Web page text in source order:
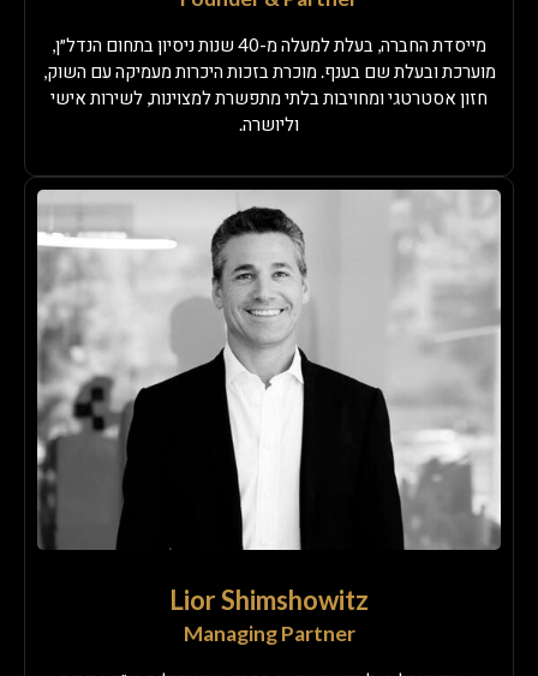
מייסדת החברה, בעלת למעלה מ-40 שנות ניסיון בתחום הנדל״ן,
מוערכת ובעלת שם בענף. מוכרת בזכות היכרות מעמיקה עם השוק,
חזון אסטרטגי ומחויבות בלתי מתפשרת למצוינות, לשירות אישי
וליושרה.
Lior Shimshowitz
Managing Partner